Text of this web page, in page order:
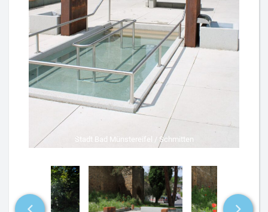
Stadt Bad Münstereifel / Schmitten